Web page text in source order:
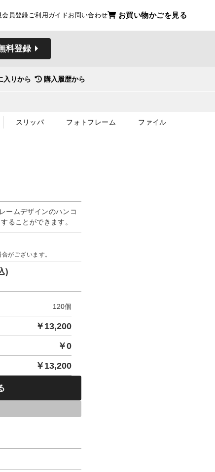
会員登録ご利用ガイドお問い合わせ お買い物かごを見る
料登録
入りから 購入履歴から
スリッパ フォトフレーム ファイル
ームデザインのハンコ
ることができます。
がございます。
)
120個
￥ 13,200
￥0
￥ 13,200